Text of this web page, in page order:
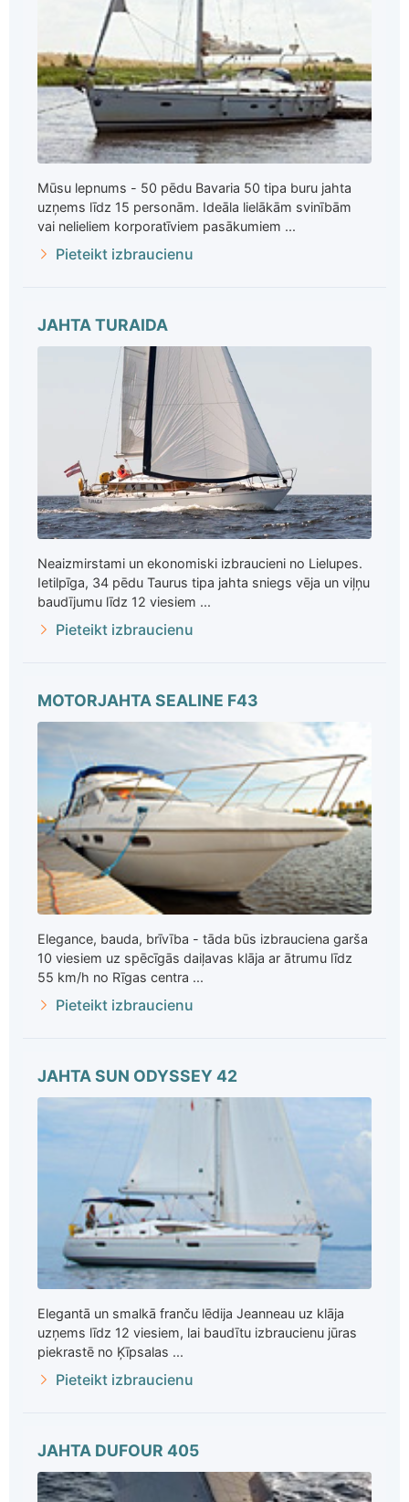
Mūsu lepnums - 50 pēdu Bavaria 50 tipa buru jahta
uzņems līdz 15 personām. Ideāla lielākām svinībām
vai nelieliem korporatīviem pasākumiem ...
Pieteikt izbraucienu
JAHTA TURAIDA
Neaizmirstami un ekonomiski izbraucieni no Lielupes.
Ietilpīga, 34 pēdu Taurus tipa jahta sniegs vēja un viļņu
baudījumu līdz 12 viesiem ...
Pieteikt izbraucienu
MOTORJAHTA SEALINE F43
Elegance, bauda, brīvība - tāda būs izbrauciena garša
10 viesiem uz spēcīgās daiļavas klāja ar ātrumu līdz
55 km/h no Rīgas centra ...
Pieteikt izbraucienu
JAHTA SUN ODYSSEY 42
Elegantā un smalkā franču lēdija Jeanneau uz klāja
uzņems līdz 12 viesiem, lai baudītu izbraucienu jūras
piekrastē no Ķīpsalas ...
Pieteikt izbraucienu
JAHTA DUFOUR 405